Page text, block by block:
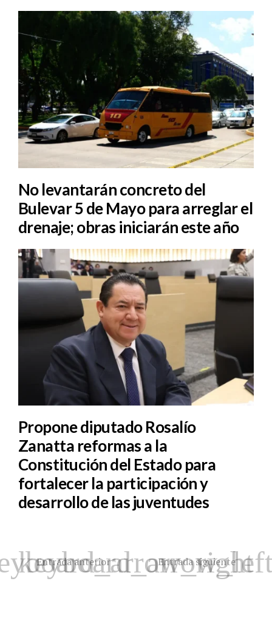
No levantarán concreto del
Bulevar 5 de Mayo para arreglar el
drenaje; obras iniciarán este año
Propone diputado Rosalío
Zanatta reformas a la
Constitución del Estado para
fortalecer la participación y
desarrollo de las juventudes
Entrada anterior Entrada siguiente